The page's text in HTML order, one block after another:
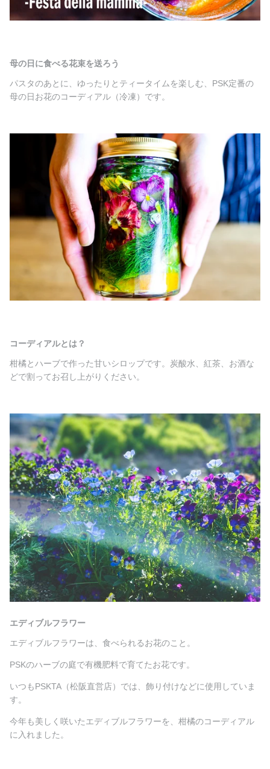
母の日に食べる花束を送ろう
パスタのあとに、ゆったりとティータイムを楽しむ、PSK定番の
母の日お花のコーディアル（冷凍）です。
コーディアルとは？
柑橘とハーブで作った甘いシロップです。炭酸水、紅茶、お酒な
どで割ってお召し上がりください。
エディブルフラワー
エディブルフラワーは、食べられるお花のこと。
PSKのハーブの庭で有機肥料で育てたお花です。
いつもPSKTA（松阪直営店）では、飾り付けなどに使用していま
す。
今年も美しく咲いたエディブルフラワーを、柑橘のコーディアル
に入れました。